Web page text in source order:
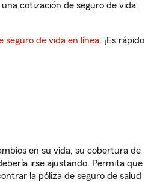
cotización de seguro de vida
seguro de vida en línea. ¡Es rápido
en su vida, su cobertura de
irse ajustando. Permita que
la póliza de seguro de salud